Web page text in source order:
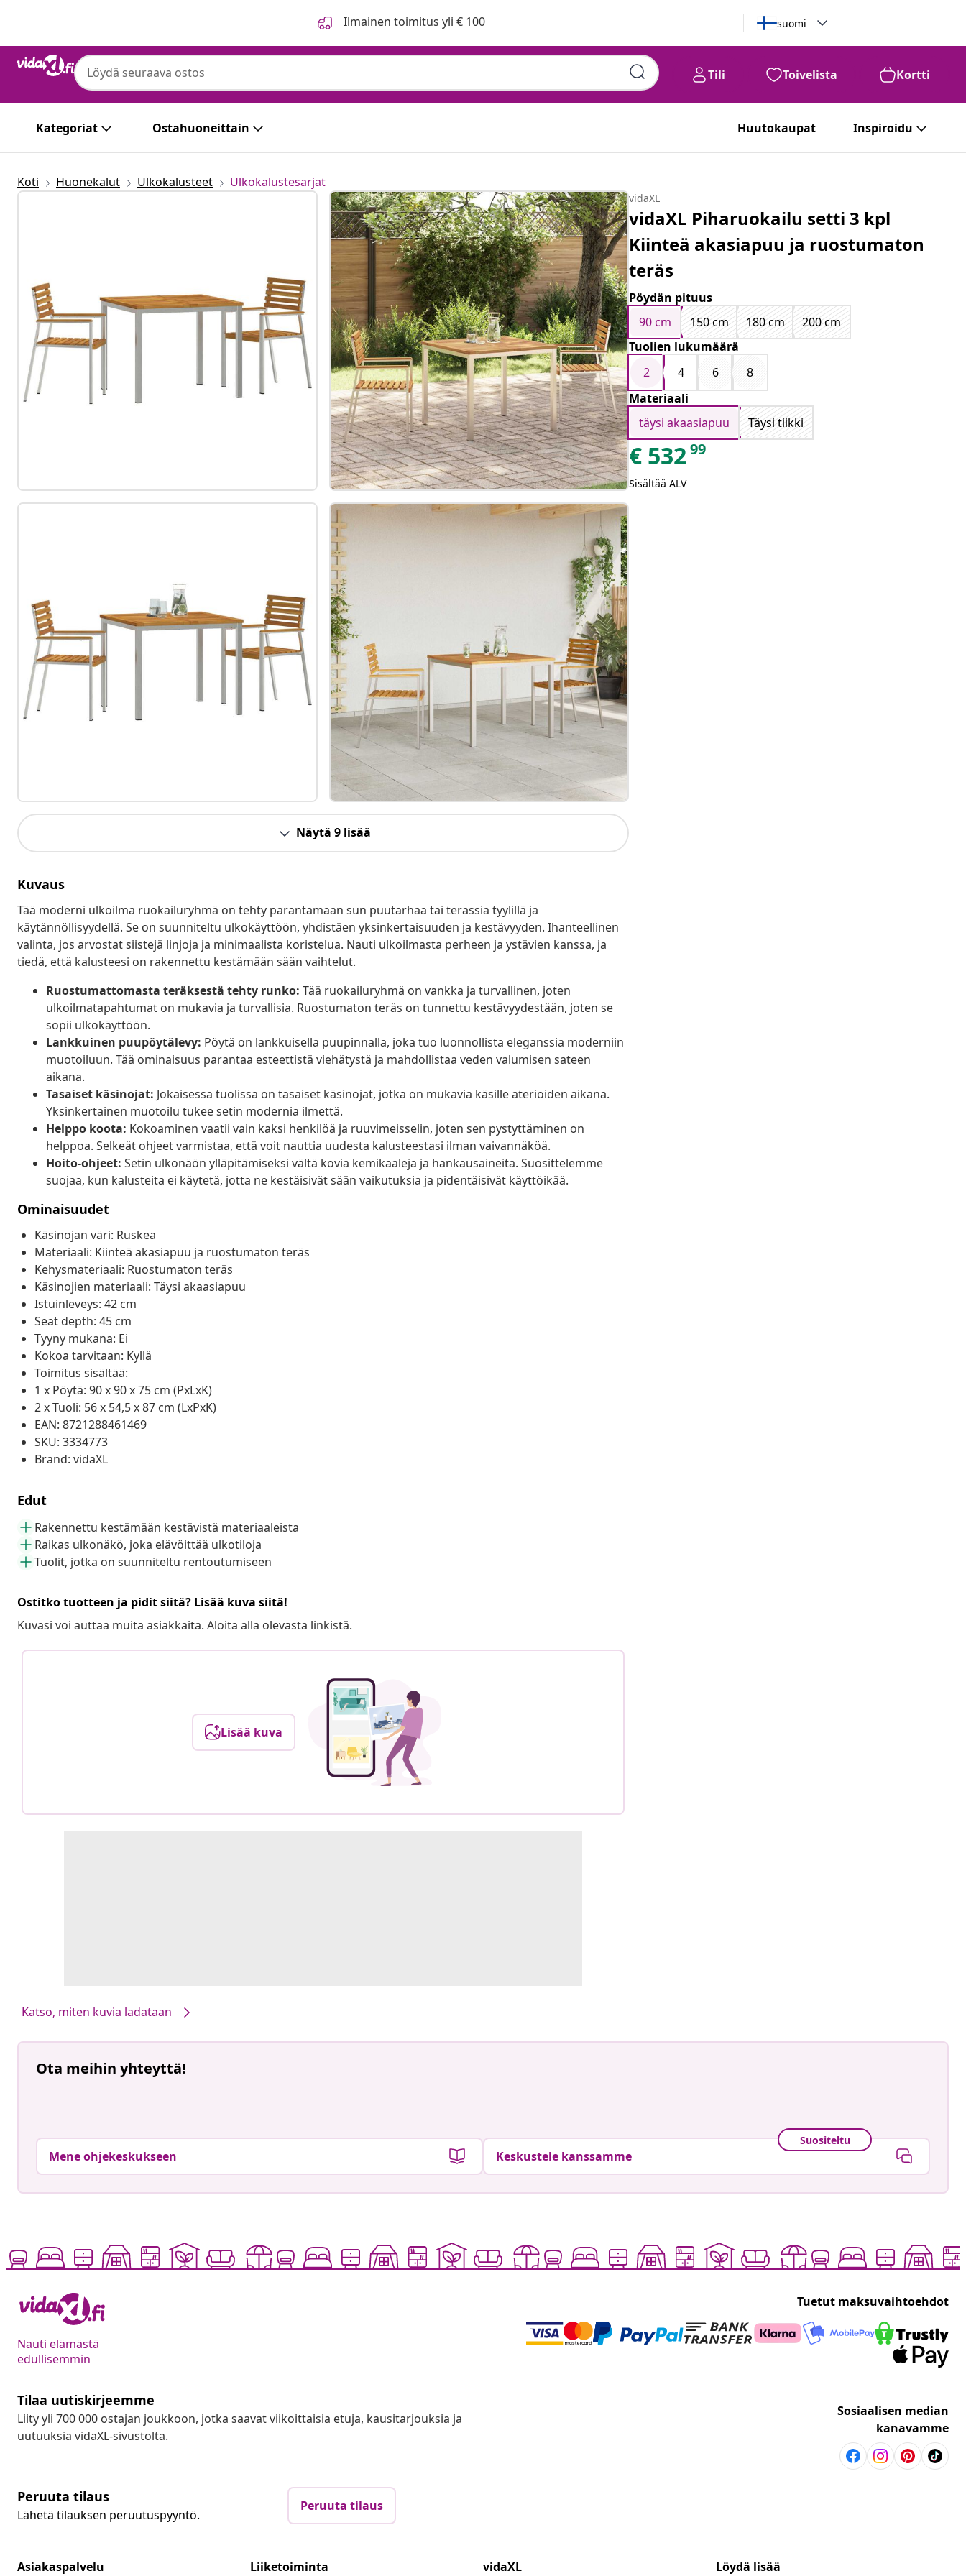
Ilmainen toimitus yli € 100 suomi
Tili Toivelista Kortti
Kategoriat Ostahuoneittain Huutokaupat Inspiroidu
Koti Huonekalut Ulkokalusteet Ulkokalustesarjat
Näytä 9 lisää
Kuvaus
Tää moderni ulkoilma ruokailuryhmä on tehty parantamaan sun puutarhaa tai terassia tyylillä ja
käytännöllisyydellä. Se on suunniteltu ulkokäyttöön, yhdistäen yksinkertaisuuden ja kestävyyden. Ihanteellinen
valinta, jos arvostat siistejä linjoja ja minimaalista koristelua. Nauti ulkoilmasta perheen ja ystävien kanssa, ja
tiedä, että kalusteesi on rakennettu kestämään sään vaihtelut.
Ruostumattomasta teräksestä tehty runko: Tää ruokailuryhmä on vankka ja turvallinen, joten
ulkoilmatapahtumat on mukavia ja turvallisia. Ruostumaton teräs on tunnettu kestävyydestään, joten se
sopii ulkokäyttöön.
Lankkuinen puupöytälevy: Pöytä on lankkuisella puupinnalla, joka tuo luonnollista eleganssia moderniin
muotoiluun. Tää ominaisuus parantaa esteettistä viehätystä ja mahdollistaa veden valumisen sateen
aikana.
Tasaiset käsinojat: Jokaisessa tuolissa on tasaiset käsinojat, jotka on mukavia käsille aterioiden aikana.
Yksinkertainen muotoilu tukee setin modernia ilmettä.
Helppo koota: Kokoaminen vaatii vain kaksi henkilöä ja ruuvimeisselin, joten sen pystyttäminen on
helppoa. Selkeät ohjeet varmistaa, että voit nauttia uudesta kalusteestasi ilman vaivannäköä.
Hoito-ohjeet: Setin ulkonäön ylläpitämiseksi vältä kovia kemikaaleja ja hankausaineita. Suosittelemme
suojaa, kun kalusteita ei käytetä, jotta ne kestäisivät sään vaikutuksia ja pidentäisivät käyttöikää.
Ominaisuudet
Käsinojan väri: Ruskea
Materiaali: Kiinteä akasiapuu ja ruostumaton teräs
Kehysmateriaali: Ruostumaton teräs
Käsinojien materiaali: Täysi akaasiapuu
Istuinleveys: 42 cm
Seat depth: 45 cm
Tyyny mukana: Ei
Kokoa tarvitaan: Kyllä
Toimitus sisältää:
1 x Pöytä: 90 x 90 x 75 cm (PxLxK)
2 x Tuoli: 56 x 54,5 x 87 cm (LxPxK)
EAN: 8721288461469
SKU: 3334773
Brand: vidaXL
Edut
Rakennettu kestämään kestävistä materiaaleista
Raikas ulkonäkö, joka elävöittää ulkotiloja
Tuolit, jotka on suunniteltu rentoutumiseen
Ostitko tuotteen ja pidit siitä? Lisää kuva siitä!
Kuvasi voi auttaa muita asiakkaita. Aloita alla olevasta linkistä.
Lisää kuva
Katso, miten kuvia ladataan
vidaXL
vidaXL Piharuokailu setti 3 kpl
Kiinteä akasiapuu ja ruostumaton
teräs
Pöydän pituus
90 cm
150 cm 180 cm
200 cm
Tuolien lukumäärä
2
4 6
8
Materiaali
täysi akaasiapuu
Täysi tiikki
€ 53299
Sisältää ALV
Ota meihin yhteyttä!
Mene ohjekeskukseen
Suositeltu
Keskustele kanssamme
Nauti elämästä
edullisemmin
Tuetut maksuvaihtoehdot
Tilaa uutiskirjeemme
Liity yli 700 000 ostajan joukkoon, jotka saavat viikoittaisia etuja, kausitarjouksia ja
uutuuksia vidaXL-sivustolta.
Sosiaalisen median
kanavamme
Peruuta tilaus
Lähetä tilauksen peruutuspyyntö.
Peruuta tilaus
Asiakaspalvelu Liiketoiminta vidaXL Löydä lisää